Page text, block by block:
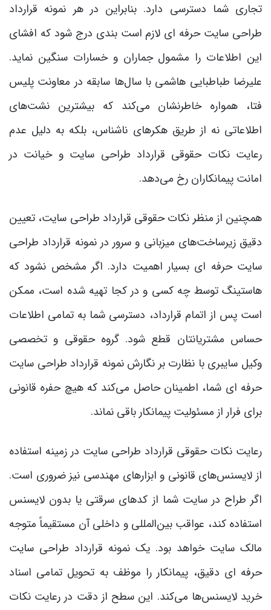
تجاری شما دسترسی دارد. بنابراین در هر نمونه قرارداد
طراحی سایت حرفه ای لازم است بندی درج شود که افشای
این اطلاعات را مشمول جماران و خسارات سنگین نماید.
علیرضا طباطبایی هاشمی با سال‌ها سابقه در معاونت پلیس
فتا، همواره خاطرنشان می‌کند که بیشترین نشت‌های
اطلاعاتی نه از طریق هکرهای ناشناس، بلکه به دلیل عدم
رعایت نکات حقوقی قرارداد طراحی سایت و خیانت در
امانت پیمانکاران رخ می‌دهد.
همچنین از منظر نکات حقوقی قرارداد طراحی سایت، تعیین
دقیق زیرساخت‌های میزبانی و سرور در نمونه قرارداد طراحی
سایت حرفه ای بسیار اهمیت دارد. اگر مشخص نشود که
هاستینگ توسط چه کسی و در کجا تهیه شده است، ممکن
است پس از اتمام قرارداد، دسترسی شما به تمامی اطلاعات
حساس مشتریانتان قطع شود. گروه حقوقی و تخصصی
وکیل سایبری با نظارت بر نگارش نمونه قرارداد طراحی سایت
حرفه ای شما، اطمینان حاصل می‌کند که هیچ حفره قانونی
برای فرار از مسئولیت پیمانکار باقی نماند.
رعایت نکات حقوقی قرارداد طراحی سایت در زمینه استفاده
از لایسنس‌های قانونی و ابزارهای مهندسی نیز ضروری است.
اگر طراح در سایت شما از کدهای سرقتی یا بدون لایسنس
استفاده کند، عواقب بین‌المللی و داخلی آن مستقیماً متوجه
مالک سایت خواهد بود. یک نمونه قرارداد طراحی سایت
حرفه ای دقیق، پیمانکار را موظف به تحویل تمامی اسناد
خرید لایسنس‌ها می‌کند. این سطح از دقت در رعایت نکات